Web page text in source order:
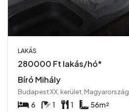
LAKÁS
280000 Ft lakás/hó*
Bíró Mihály
Budapest XX. kerület, Magyarország
6 1 1 56m²